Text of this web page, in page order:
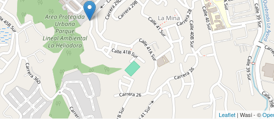
Leaflet | Wasi - ©